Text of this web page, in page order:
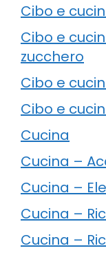
Cibo e
Cibo e
zucchero
Cibo e
Cibo e
Cucina
Cucina –
Cucina –
Cucina –
Cucina –